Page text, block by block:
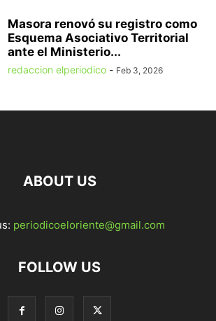
Masora renovó su registro como
Esquema Asociativo Territorial
ante el Ministerio...
redaccion elperiodico - Feb 3, 2026
ABOUT US
periodicoeloriente@gmail.com
FOLLOW US